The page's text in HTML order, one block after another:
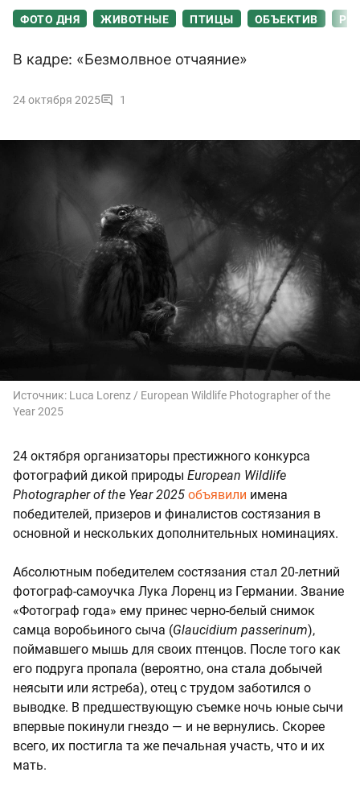
ФОТО ДНЯ ЖИВОТНЫЕ ПТИЦЫ ОБЪЕКТИВ
В кадре: «Безмолвное отчаяние»
24 октября 2025 1
Источник: Luca Lorenz / European Wildlife Photographer of the
Year 2025
24 октября организаторы престижного конкурса
фотографий дикой природы European Wildlife
Photographer of the Year 2025 объявили имена
победителей, призеров и финалистов состязания в
основной и нескольких дополнительных номинациях.
Абсолютным победителем состязания стал 20-летний
фотограф-самоучка Лука Лоренц из Германии. Звание
«Фотограф года» ему принес черно-белый снимок
самца воробьиного сыча (Glaucidium passerinum),
поймавшего мышь для своих птенцов. После того как
его подруга пропала (вероятно, она стала добычей
неясыти или ястреба), отец с трудом заботился о
выводке. В предшествующую съемке ночь юные сычи
впервые покинули гнездо — и не вернулись. Скорее
всего, их постигла та же печальная участь, что и их
мать.